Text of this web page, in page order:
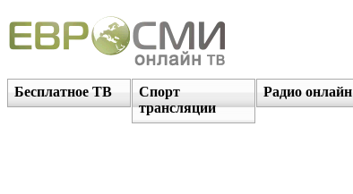
Бесплатное ТВ
Спорт
трансляции
Радио онлайн